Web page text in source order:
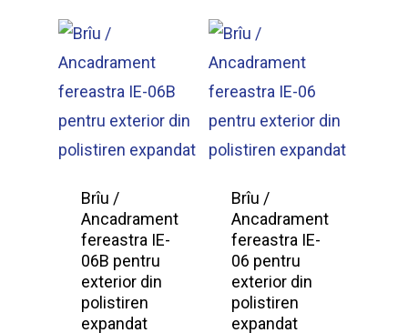
Brîu /
Ancadrament
fereastra IE-
06B pentru
exterior din
polistiren
expandat
Brîu /
Ancadrament
fereastra IE-
06 pentru
exterior din
polistiren
expandat